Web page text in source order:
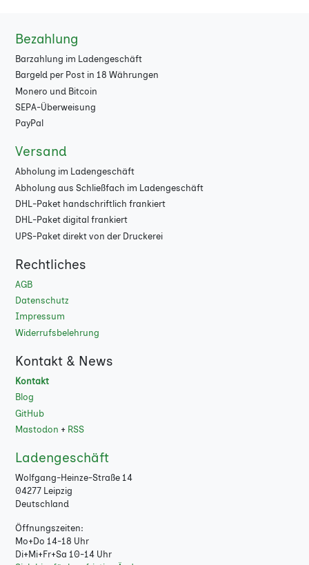
Bezahlung
Barzahlung im Ladengeschäft
Bargeld per Post in 18 Währungen
Monero und Bitcoin
SEPA-Überweisung
PayPal
Versand
Abholung im Ladengeschäft
Abholung aus Schließfach im Ladengeschäft
DHL-Paket handschriftlich frankiert
DHL-Paket digital frankiert
UPS-Paket direkt von der Druckerei
Rechtliches
AGB
Datenschutz
Impressum
Widerrufsbelehrung
Kontakt & News
Kontakt
Blog
GitHub
Mastodon + RSS
Ladengeschäft
Wolfgang-Heinze-Straße 14
04277 Leipzig
Deutschland
Öffnungszeiten:
Mo+Do 14-18 Uhr
Di+Mi+Fr+Sa 10-14 Uhr